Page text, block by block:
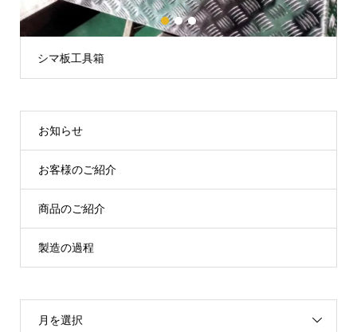
シマ板工具箱
1 2 3
お知らせ
お客様のご紹介
商品のご紹介
製造の過程
月を選択